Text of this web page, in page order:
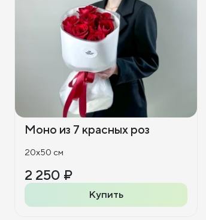
Моно из 7 красных роз
20x50 см
2 250 ₽
Купить